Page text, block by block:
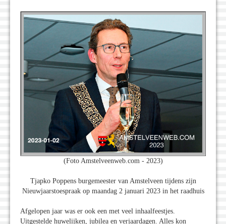
(Foto Amstelveenweb.com - 2023)
Tjapko Poppens burgemeester van Amstelveen tijdens zijn
Nieuwjaarstoespraak op maandag 2 januari 2023 in het raadhuis
Afgelopen jaar was er ook een met veel inhaalfeestjes.
Uitgestelde huwelijken, jubilea en verjaardagen. Alles kon